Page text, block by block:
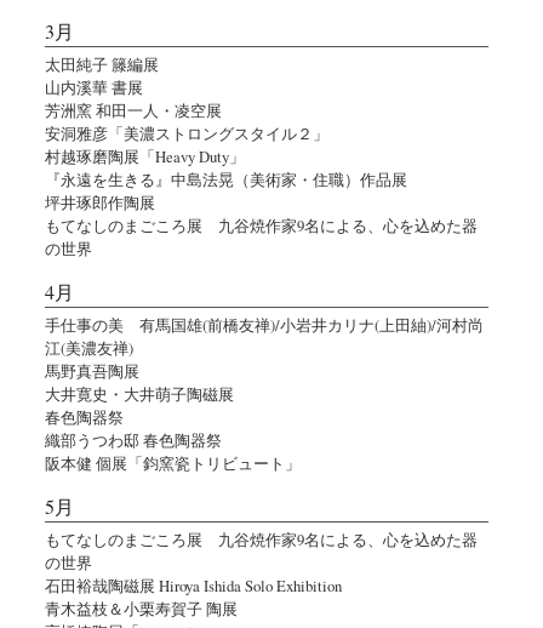
3月
太田純子 籐編展
山内溪華 書展
芳洲窯 和田一人・凌空展
安洞雅彦「美濃ストロングスタイル２」
村越琢磨陶展「Heavy Duty」
『永遠を生きる』中島法晃（美術家・住職）作品展
坪井琢郎作陶展
もてなしのまごころ展 九谷焼作家9名による、心を込めた器
の世界
4月
手仕事の美 有馬国雄(前橋友禅)/小岩井カリナ(上田紬)/河村尚
江(美濃友禅)
馬野真吾陶展
大井寛史・大井萌子陶磁展
春色陶器祭
織部うつわ邸 春色陶器祭
阪本健 個展「鈞窯瓷トリビュート」
5月
もてなしのまごころ展 九谷焼作家9名による、心を込めた器
の世界
石田裕哉陶磁展 Hiroya Ishida Solo Exhibition
青木益枝＆小栗寿賀子 陶展